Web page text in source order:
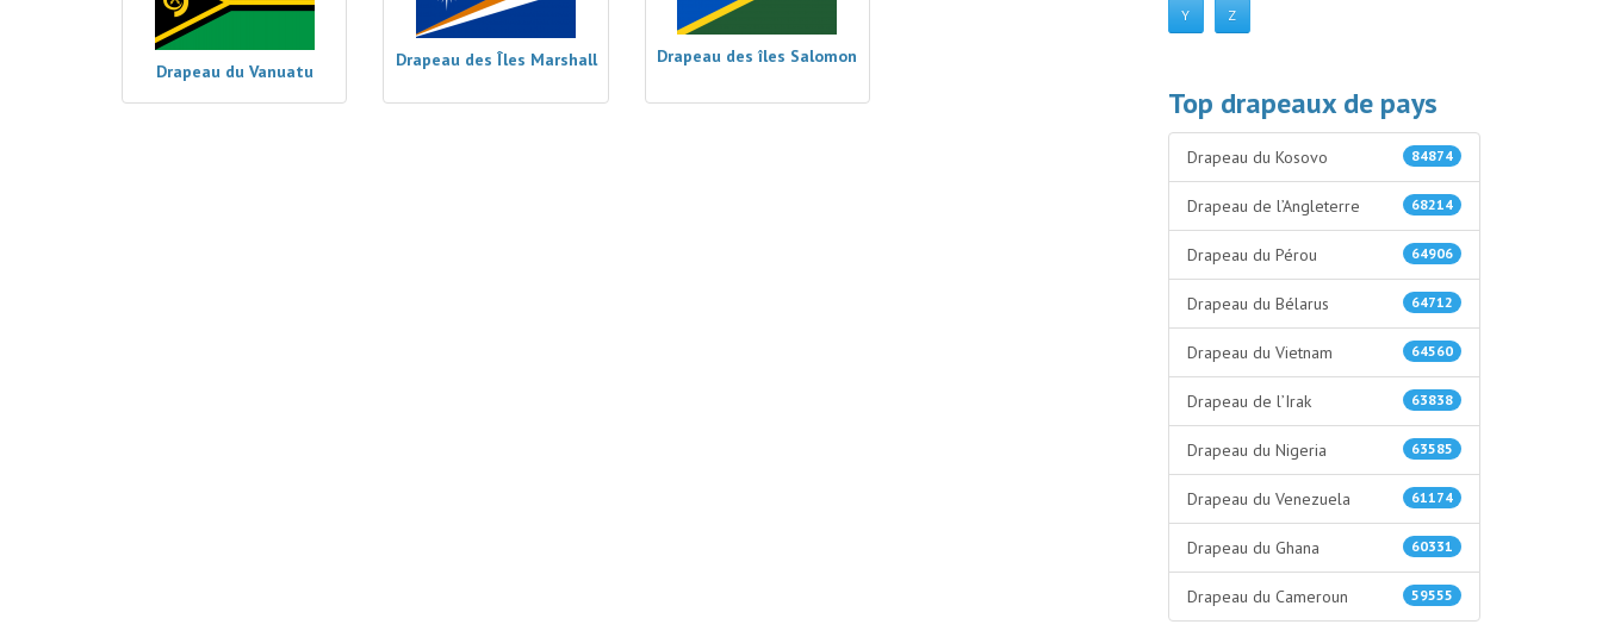
Drapeau du Vanuatu
Drapeau des Îles Marshall Drapeau des îles Salomon
Y Z
Top drapeaux de pays
84874
Drapeau du Kosovo
68214
Drapeau de l’Angleterre
64906
Drapeau du Pérou
64712
Drapeau du Bélarus
64560
Drapeau du Vietnam
63838
Drapeau de l’Irak
63585
Drapeau du Nigeria
61174
Drapeau du Venezuela
60331
Drapeau du Ghana
59555
Drapeau du Cameroun